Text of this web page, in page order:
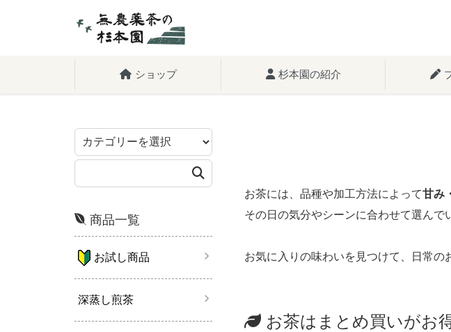
ショップ 杉本園の紹介
お茶には、品種や加工方法によって甘み
その日の気分やシーンに合わせて選んで
お気に入りの味わいを見つけて、日常の
お茶はまとめ買いがお
商品一覧
お試し商品
深蒸し煎茶